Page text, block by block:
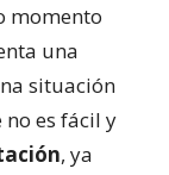
momento
una
situación
es fácil y
, ya